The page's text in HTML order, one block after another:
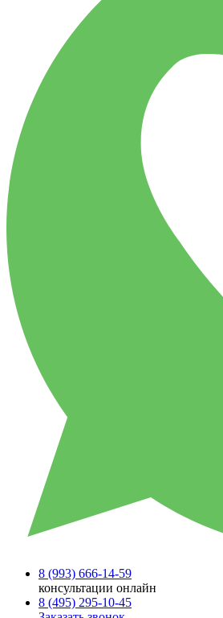
8 (993) 666-14-59
консультации онлайн
8 (495) 295-10-45